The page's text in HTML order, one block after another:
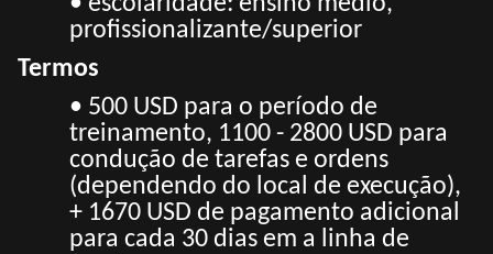
profissionalizante/superior
Termos
• 500 USD para o período de
treinamento, 1100 - 2800 USD para
condução de tarefas e ordens
(dependendo do local de execução),
+ 1670 USD de pagamento adicional
para cada 30 dias em a linha de